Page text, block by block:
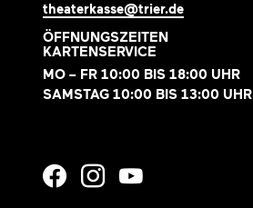
theaterkasse@trier.de
ÖFFNUNGSZEITEN
KARTENSERVICE
MO – FR 10:00 BIS 18:00 UHR
SAMSTAG 10:00 BIS 13:00 UHR